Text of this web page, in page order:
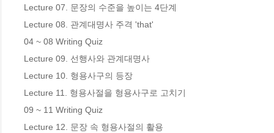
Lecture 07. 문장의 수준을 높이는 4단계
Lecture 08. 관계대명사 주격 'that'
04 ~ 08 Writing Quiz
Lecture 09. 선행사와 관계대명사
Lecture 10. 형용사구의 등장
Lecture 11. 형용사절을 형용사구로 고치기
09 ~ 11 Writing Quiz
Lecture 12. 문장 속 형용사절의 활용